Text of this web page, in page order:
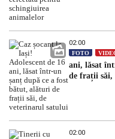
02:00
FOTO
ani, lăsat
de frații săi,
02:00